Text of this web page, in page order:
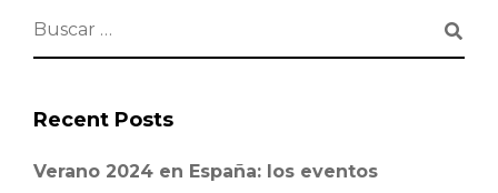
Recent Posts
Verano 2024 en España: los eventos